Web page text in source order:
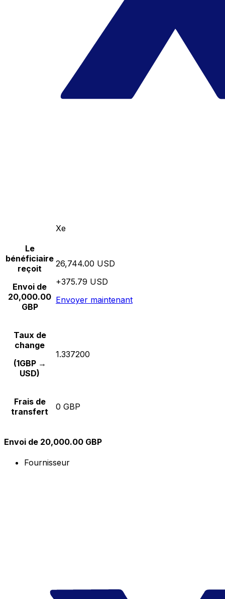
Xe
Le
bénéficiaire
reçoit
Envoi de
20,000.00
GBP
26,744.00 USD
+375.79 USD
Envoyer maintenant
Taux de
change
(1GBP →
USD)
1.337200
Frais de
transfert
0 GBP
Envoi de 20,000.00 GBP
Fournisseur